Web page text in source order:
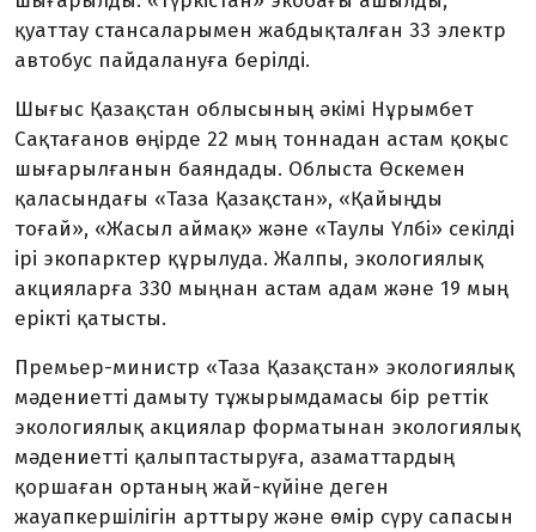
қуаттау стансаларымен жабдықталған 33 электр
автобус пайдалануға берілді.
Шығыс Қазақстан облысының әкімі Нұрымбет
Сақтағанов өңірде 22 мың тоннадан астам қоқыс
шығарылғанын баяндады. Облыста Өскемен
қаласындағы «Таза Қазақстан», «Қайыңды
тоғай», «Жасыл аймақ» және «Таулы Үлбі» секілді
ірі экопарктер құрылуда. Жалпы, экологиялық
акцияларға 330 мыңнан астам адам және 19 мың
ерікті қатысты.
Премьер-министр «Таза Қазақстан» экологиялық
мәдениетті дамыту тұжырымдамасы бір реттік
экологиялық акциялар форматынан экологиялық
мәдениетті қалыптастыруға, азаматтардың
қоршаған ортаның жай-күйіне деген
жауапкершілігін арттыру және өмір сүру сапасын